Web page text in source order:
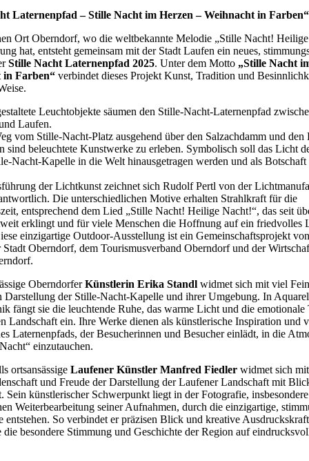
Laternenpfad – Stille Nacht im Herzen – Weihnacht in Farben“
Ort Oberndorf, wo die weltbekannte Melodie „Stille Nacht!
hat, entsteht gemeinsam mit der Stadt Laufen ein neues,
Stille Nacht Laternenpfad 2025. Unter dem Motto „Stille Nacht
in Farben“ verbindet dieses Projekt Kunst, Tradition und
Leuchtobjekte säumen den Stille-Nacht-Laternenpfad
Laufen.
vom Stille-Nacht-Platz ausgehend über den Salzachdamm und den
sind beleuchtete Kunstwerke zu erleben. Symbolisch soll das Licht
Nacht-Kapelle in die Welt hinausgetragen werden und als
der Lichtkunst zeichnet sich Rudolf Pertl von der
Die unterschiedlichen Motive erhalten Strahlkraft für die
entsprechend dem Lied „Stille Nacht! Heilige Nacht!“, das seit
erklingt und für viele Menschen die Hoffnung auf ein friedvolles
einzigartige Outdoor-Ausstellung ist ein Gemeinschaftsprojekt
Stadt Oberndorf, dem Tourismusverband Oberndorf und der
OberndorferKünstlerin Erika Standl widmet sich mit viel
Darstellung der Stille-Nacht-Kapelle und ihrer Umgebung. In
fängt sie die leuchtende Ruhe, das warme Licht und die emotionale
Landschaft ein. Ihre Werke dienen als künstlerische Inspiration und
Laternenpfads, der Besucherinnen und Besucher einlädt, in die
einzutauchen.
ortsansässige Laufener Künstler Manfred Fiedler widmet sich
und Freude der Darstellung der Laufener Landschaft mit
Sein künstlerischer Schwerpunkt liegt in der Fotografie,
Weiterbearbeitung seiner Aufnahmen, durch die einzigartige,
entstehen. So verbindet er präzisen Blick und kreative
besondere Stimmung und Geschichte der Region auf